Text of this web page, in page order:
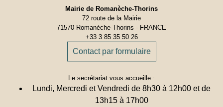
Mairie de Romanèche-Thorins
72 route de la Mairie
71570 Romanèche-Thorins - FRANCE
+33 3 85 35 50 26
Contact par formulaire
Le secrétariat vous accueille :
Lundi, Mercredi et Vendredi de 8h30 à 12h00 et de
13h15 à 17h00